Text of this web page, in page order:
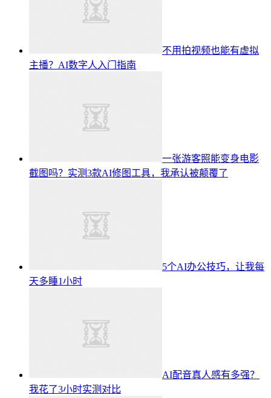
不用拍视频也能有虚拟
主播？AI数字人入门指南
一张游客照能变身电影
截图吗？实测3款AI修图工具，我承认被颠覆了
5个AI办公技巧，让我每
天多睡1小时
AI配音真人感有多强？
我花了3小时实测对比